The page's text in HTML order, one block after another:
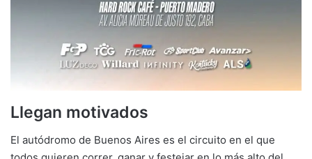
Llegan motivados
El autódromo de Buenos Aires es el circuito en el que